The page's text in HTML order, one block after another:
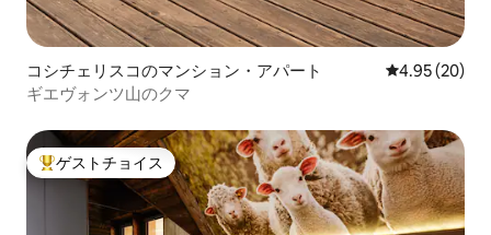
コシチェリスコのマンション・アパート レビュー20
4.95 (20)
ギエヴォンツ山のクマ
大好評のゲストチョイスです。
ゲストチョイス